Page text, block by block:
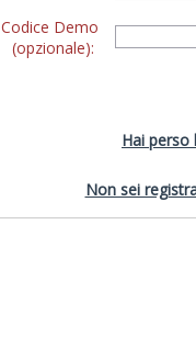
Codice Demo
(opzionale):
Hai perso
Non sei